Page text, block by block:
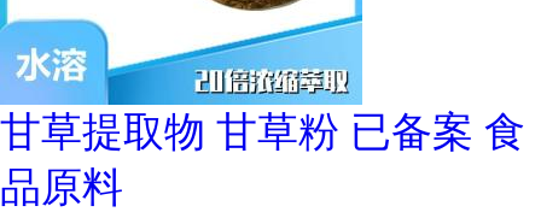
甘草提取物 甘草粉 已备案 食
品原料